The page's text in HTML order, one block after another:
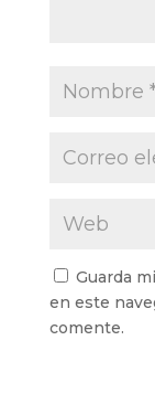
Guarda
en este
comente.